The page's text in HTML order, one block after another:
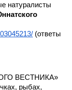
натуралисты
(ответы
ВЕСТНИКА»
рыбах,